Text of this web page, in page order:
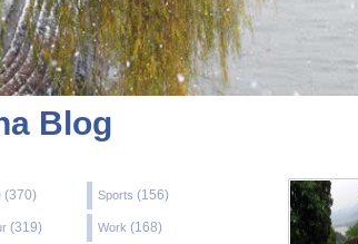
Blog
(370) Sports (156)
(319) Work (168)